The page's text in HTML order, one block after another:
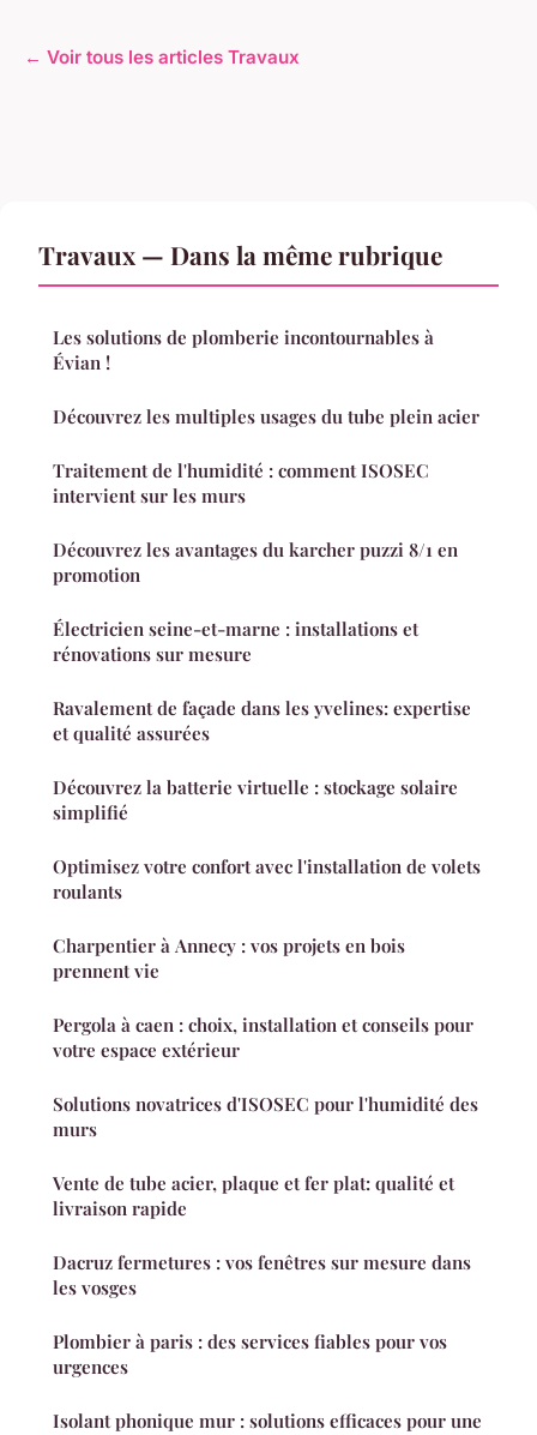
← Voir tous les articles Travaux
Travaux — Dans la même rubrique
Les solutions de plomberie incontournables à
Évian !
Découvrez les multiples usages du tube plein acier
Traitement de l'humidité : comment ISOSEC
intervient sur les murs
Découvrez les avantages du karcher puzzi 8/1 en
promotion
Électricien seine-et-marne : installations et
rénovations sur mesure
Ravalement de façade dans les yvelines: expertise
et qualité assurées
Découvrez la batterie virtuelle : stockage solaire
simplifié
Optimisez votre confort avec l'installation de volets
roulants
Charpentier à Annecy : vos projets en bois
prennent vie
Pergola à caen : choix, installation et conseils pour
votre espace extérieur
Solutions novatrices d'ISOSEC pour l'humidité des
murs
Vente de tube acier, plaque et fer plat: qualité et
livraison rapide
Dacruz fermetures : vos fenêtres sur mesure dans
les vosges
Plombier à paris : des services fiables pour vos
urgences
Isolant phonique mur : solutions efficaces pour une